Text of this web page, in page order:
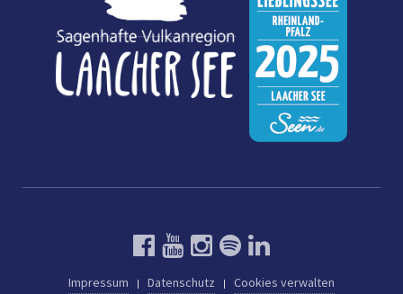
Impressum Datenschutz Cookies verwalten